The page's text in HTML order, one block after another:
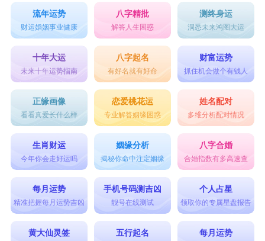
苁依、沐菀、津芋、悦茗、堇年、沐荀、蓝伊
瑞芝、晓菲、涵菡、若薰、萱儿、采萱、冰蓝
芝含、萌蒙、幻芸、若静、若瑾、蓝伊、书萱
芳馥、新蕾、诗蕾、筱薇、湛蓝、灵萱、漪萱
紫蕙、钰芃、米芾、芳茵、雅蕊、云蔚、懿萱
芳蔼、芷文、艾琳、箬蓁、嘉茵、悦茗、羽芃
馨蓉、子菁、晨萱、语萱、若瑾、雪萍、筱薇
米芾、凌薇、若静、天蓝、堇年、梦菡、心菱
紫薇、伊苏、雅萱、晓萱、幻芸、茗萱、萍韵
草字头女孩名字取名要点
在为女宝宝取名时，无论打算使用哪种类型的字给
流年运势
财运婚姻事业健康
八字精批
解答人生困惑
测终身运
洞悉未来鸿图大运
十年大运
未来十年运势指南
八字起名
有好名就有好命
财富运势
抓住机会做个有钱人
正缘画像
看看真爱长什么样
恋爱桃花运
专业解答姻缘困惑
姓名配对
多维分析配对情况
生肖财运
今年你会走好运吗
姻缘分析
揭秘你命中注定姻缘
八字合婚
合婚指数有多高速查
每月运势
精准把握每月运势吉凶
手机号码测吉凶
靓号在线测试
个人占星
领取你的专属星盘报告
黄大仙灵签 五行起名 每月运势